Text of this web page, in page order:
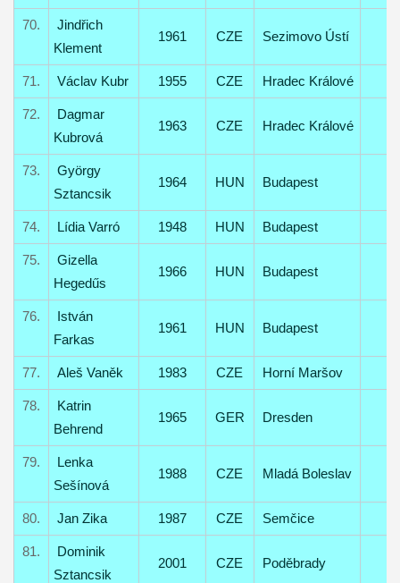
70.
Jindřich
Klement
1961 CZE Sezimovo Ústí
71. Václav Kubr 1955 CZE Hradec Králové
72.
Dagmar
Kubrová
1963 CZE Hradec Králové
73.
György
Sztancsik
1964 HUN Budapest
74. Lídia Varró 1948 HUN Budapest
75.
Gizella
Hegedűs
1966 HUN Budapest
76.
István
Farkas
1961 HUN Budapest
77. Aleš Vaněk 1983 CZE Horní Maršov
78.
Katrin
Behrend
1965 GER Dresden
79.
Lenka
Sešínová
1988 CZE Mladá Boleslav
80. Jan Zika 1987 CZE Semčice
81.
Dominik
Sztancsik
2001 CZE Poděbrady